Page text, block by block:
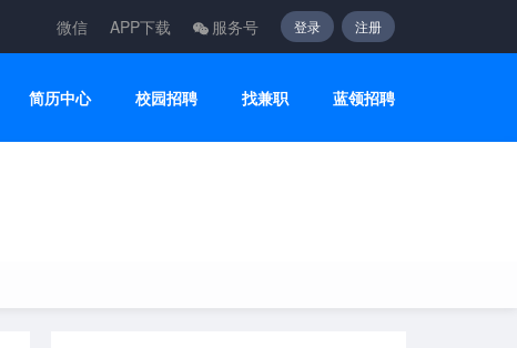
微信 APP下载 服务号 登录 注册
简历中心 校园招聘 找兼职 蓝领招聘